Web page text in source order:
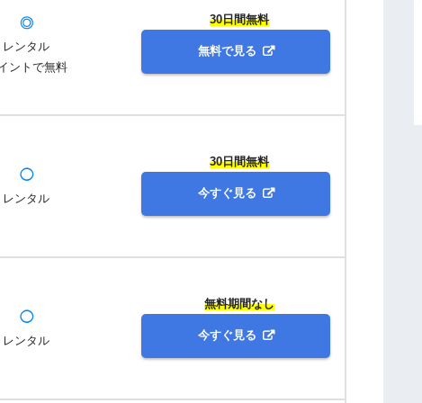
◎
レンタル
ントで無料
30日間無料
無料で見る
◯
レンタル
30日間無料
今すぐ見る
◯
レンタル
無料期間なし
今すぐ見る